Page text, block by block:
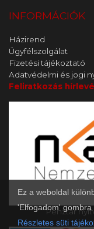
Ez a weboldal
'Elfogadom'
Részletes süti
INFORMÁCIÓK
Házirend
Ügyfélszolgálat
Fizetési tájékoztató
Adatvédelmi és jogi
Feliratkozás
Pénztár